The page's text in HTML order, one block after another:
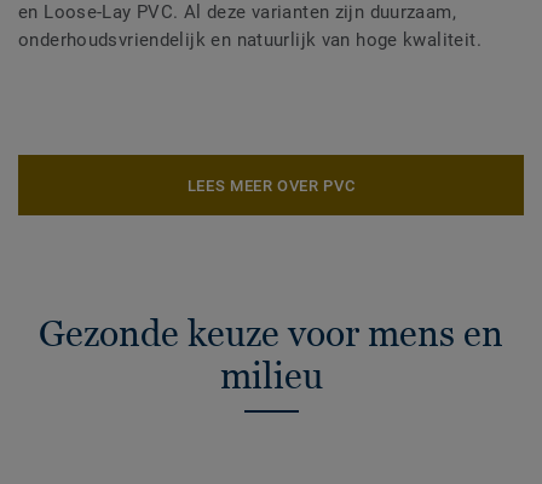
en Loose-Lay PVC. Al deze varianten zijn duurzaam,
onderhoudsvriendelijk en natuurlijk van hoge kwaliteit.
LEES MEER OVER PVC
Gezonde keuze voor mens en
milieu